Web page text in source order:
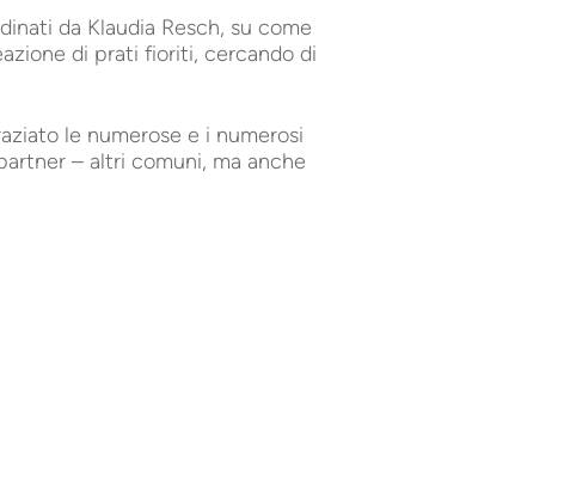
da Klaudia Resch, su come
di prati fioriti, cercando di
le numerose e i numerosi
– altri comuni, ma anche